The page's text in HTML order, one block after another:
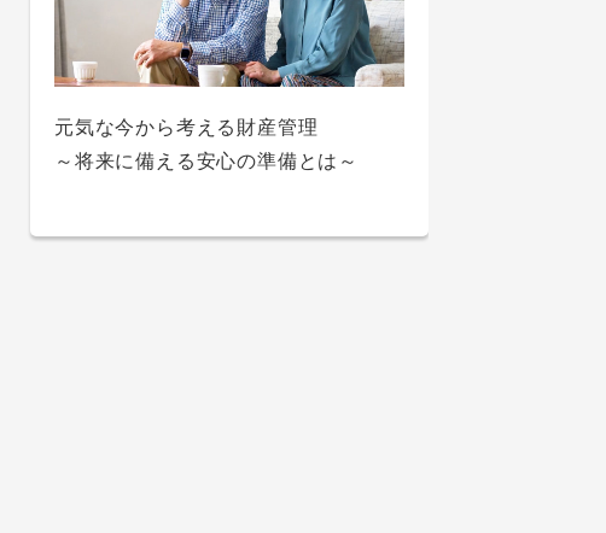
教育ローンの審査内容とは？審査に通
自動車にかかる税金はいくら？種類別
カードローンの在籍確認はなしにでき
元気な今から考える財産管理
～将来に備える安心の準備とは～